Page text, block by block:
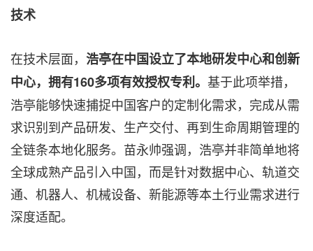
技术
在技术层面， 浩亭在中国设立了本地研发中心和创新
中心，拥有160多项有效授权专利。 基于此项举措，
浩亭能够快速捕捉中国客户的定制化需求，完成从需
求识别到产品研发、生产交付、再到生命周期管理的
全链条本地化服务。苗永帅强调，浩亭并非简单地将
全球成熟产品引入中国，而是针对数据中心、轨道交
通、机器人、机械设备、新能源等本土行业需求进行
深度适配。